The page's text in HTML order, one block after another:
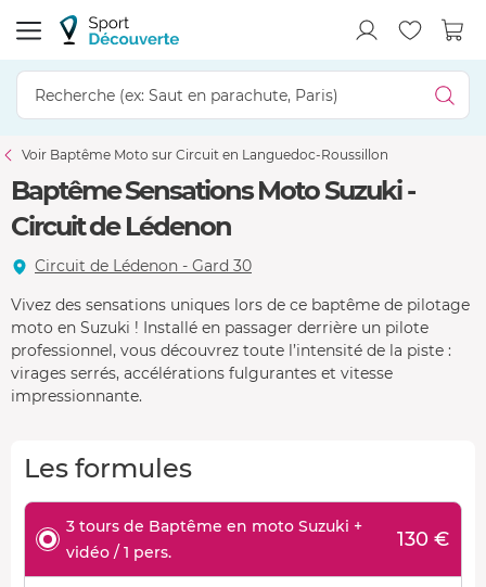
Voir Baptême Moto sur Circuit en Languedoc-Roussillon
Baptême Sensations Moto Suzuki -
Circuit de Lédenon
Circuit de Lédenon - Gard 30
Vivez des sensations uniques lors de ce baptême de pilotage
moto en Suzuki ! Installé en passager derrière un pilote
professionnel, vous découvrez toute l’intensité de la piste :
virages serrés, accélérations fulgurantes et vitesse
impressionnante.
Les formules
3 tours de Baptême en moto Suzuki +
vidéo / 1 pers.
130 €